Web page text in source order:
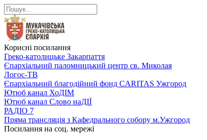
Корисні посилання
Греко-католицьке Закарпаття
Єпархіальний паломницький центр св. Миколая
Логос-ТВ
Єпархіальний благодійний фонд CARITAS Ужгород
Ютюб канал ХоДІМ
Ютюб канал Слово наДІЇ
РАДІО 7
Пряма трансляція з Кафедрального собору м.Ужгород
Посилання на соц. мережі